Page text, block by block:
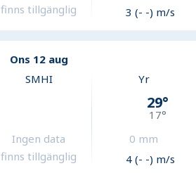
finns tillgänglig
3 (- -) m/s
Ons 12 aug
SMHI
Ingen data
finns tillgänglig
Yr
29°
17°
0 mm
4 (- -) m/s